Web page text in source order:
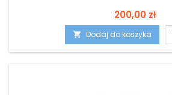
Cena
200,00 zł
 Dodaj do koszyka